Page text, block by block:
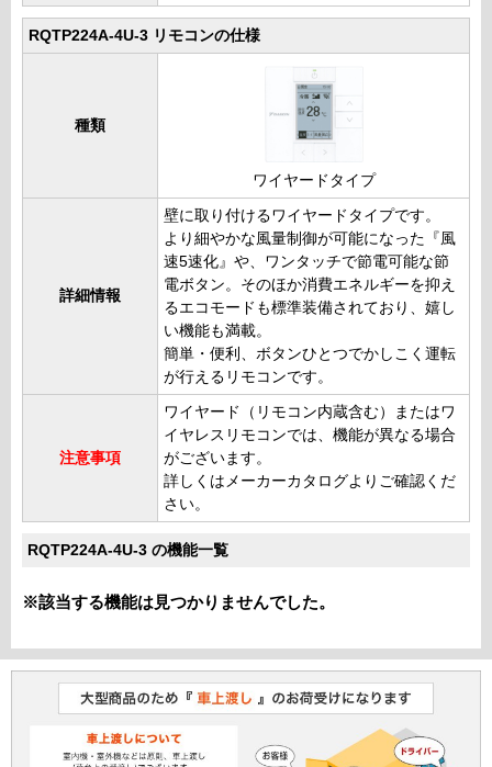
RQTP224A-4U-3 リモコンの仕様
種類
ワイヤードタイプ
詳細情報
壁に取り付けるワイヤードタイプです。
より細やかな風量制御が可能になった『風
速5速化』や、ワンタッチで節電可能な節
電ボタン。そのほか消費エネルギーを抑え
るエコモードも標準装備されており、嬉し
い機能も満載。
簡単・便利、ボタンひとつでかしこく運転
が行えるリモコンです。
注意事項
ワイヤード（リモコン内蔵含む）またはワ
イヤレスリモコンでは、機能が異なる場合
がございます。
詳しくはメーカーカタログよりご確認くだ
さい。
RQTP224A-4U-3 の機能一覧
※該当する機能は見つかりませんでした。